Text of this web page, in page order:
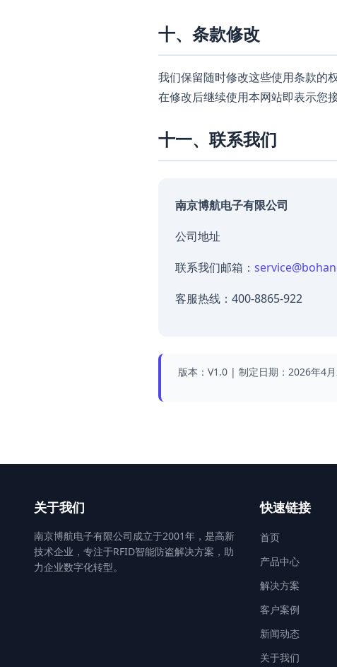
十、条款修改
我们保留随时修改这些使用条款的
在修改后继续使用本网站即表示您
十一、联系我们
南京博航电子有限公司
公司地址
联系我们邮箱：
客服热线：400-8865-922
版本：V1.0 | 制定日期：2026年4
关于我们
南京博航电子有限公司成立于2001年，是高新
技术企业，专注于RFID智能防盗解决方案，助
力企业数字化转型。
快速链接
首页
产品中心
解决方案
客户案例
新闻动态
关于我们